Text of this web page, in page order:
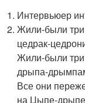
Интервьюер
Жили-были три
цедрак-
Жили-были
дрыпа-
Все они
на Цыпе-